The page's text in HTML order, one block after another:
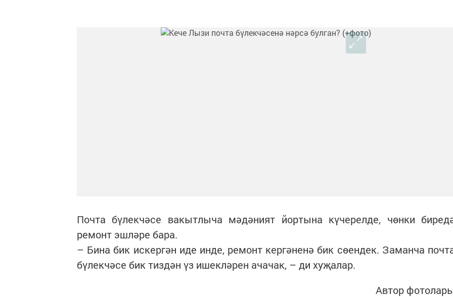
Почта бүлекчәсе вакытлыча мәдәният йортына күчерелде, чөнки
ремонт эшләре бара.
– Бина бик искергән иде инде, ремонт кергәненә бик сөендек. Заманча
бүлекчәсе бик тиздән үз ишекләрен ачачак, – ди хуҗалар.
Автор